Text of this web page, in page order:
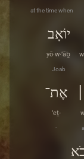
at the time when
יוֹאָב
yō·w·’āḇ
Joab
אֶת־
’eṯ-
-